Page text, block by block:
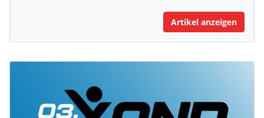
Artikel anzeigen